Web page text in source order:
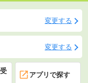
変更する
変更する
アプリで探す